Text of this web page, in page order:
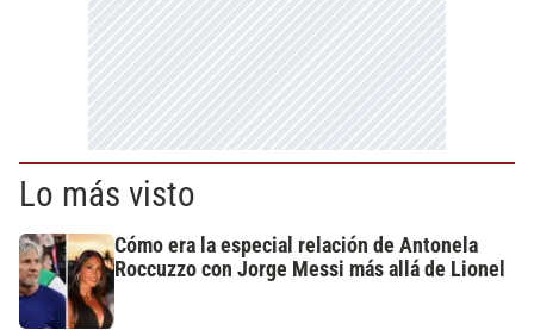
Lo más visto
Cómo era la especial relación de Antonela
Roccuzzo con Jorge Messi más allá de Lionel